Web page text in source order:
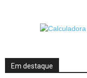
Em destaque